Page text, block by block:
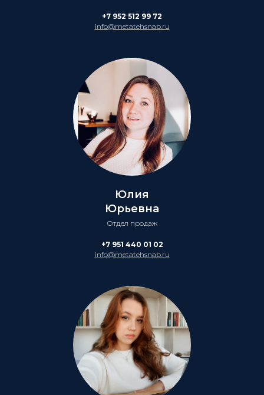
+7 952 512 99 72
info@metatehsnab.ru
Юлия
Юрьевна
Отдел продаж
+7 951 440 01 02
info@metatehsnab.ru